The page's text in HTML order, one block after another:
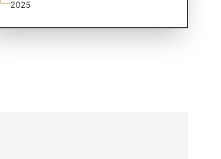
2025